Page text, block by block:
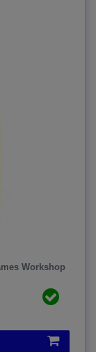
Workshop